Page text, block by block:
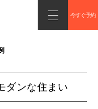
今すぐ予約
ダンな住まい